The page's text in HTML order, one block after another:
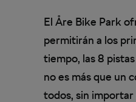
El Åre Bike Park
permitirán a los
tiempo, las 8
no es más que un
todos, sin importar